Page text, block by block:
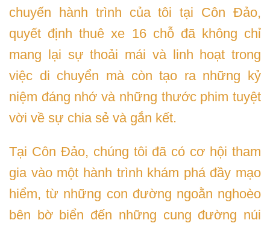
chuyến hành trình của tôi tại Côn Đảo,
quyết định thuê xe 16 chỗ đã không chỉ
mang lại sự thoải mái và linh hoạt trong
việc di chuyển mà còn tạo ra những kỷ
niệm đáng nhớ và những thước phim tuyệt
vời về sự chia sẻ và gắn kết.
Tại Côn Đảo, chúng tôi đã có cơ hội tham
gia vào một hành trình khám phá đầy mạo
hiểm, từ những con đường ngoằn nghoèo
bên bờ biển đến những cung đường núi